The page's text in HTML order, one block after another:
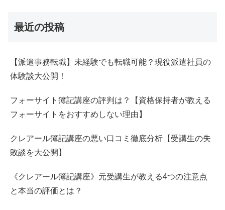
最近の投稿
【派遣事務転職】未経験でも転職可能？現役派遣社員の
体験談大公開！
フォーサイト簿記講座の評判は？【資格保持者が教える
フォーサイトをおすすめしない理由】
クレアール簿記講座の悪い口コミ徹底分析【受講生の失
敗談を大公開】
《クレアール簿記講座》元受講生が教える4つの注意点
と本当の評価とは？